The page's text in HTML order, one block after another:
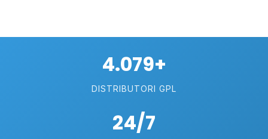
4.079+
DISTRIBUTORI GPL
24/7